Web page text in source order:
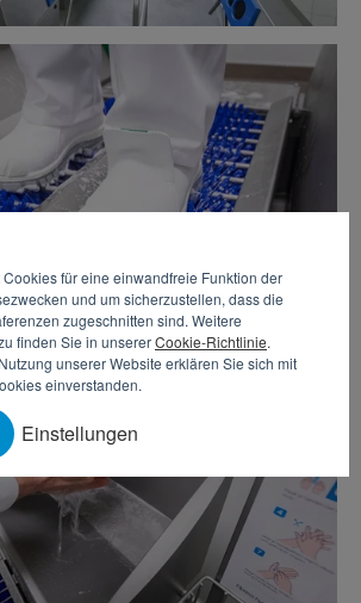
für eine einwandfreie Funktion der
und um sicherzustellen, dass die
zugeschnitten sind. Weitere
finden Sie in unsererCookie-Richtlinie.
unserer Website erklären Sie sich mit
einverstanden.
Einstellungen